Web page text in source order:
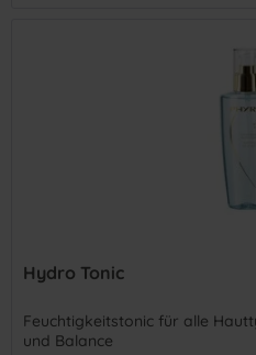
Hydro Tonic
Feuchtigkeitstonic für alle
und Balance